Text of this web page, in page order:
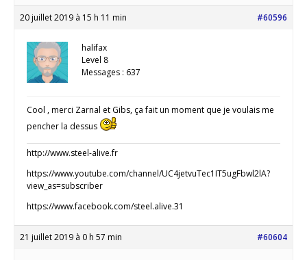
20 juillet 2019 à 15 h 11 min #60596
halifax
Level 8
Messages : 637
Cool , merci Zarnal et Gibs, ça fait un moment que je voulais me
pencher la dessus
http://www.steel-alive.fr
https://www.youtube.com/channel/UC4jetvuTec1IT5ugFbwl2lA?
view_as=subscriber
https://www.facebook.com/steel.alive.31
21 juillet 2019 à 0 h 57 min #60604